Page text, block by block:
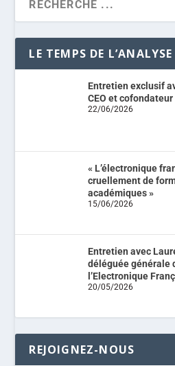
LE TEMPS DE L’ANALYSE
Entretien exclusif
CEO et
22/06/2026
« L’électronique
cruellement de
académiques »
15/06/2026
Entretien avec
déléguée générale
l’Electronique
20/05/2026
REJOIGNEZ-NOUS